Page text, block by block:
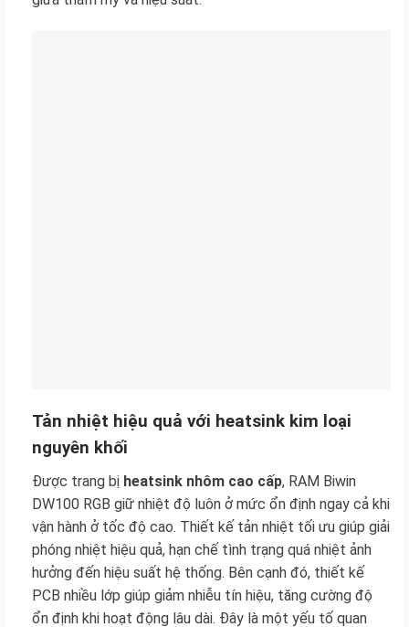
Tản nhiệt hiệu quả với heatsink kim loại
nguyên khối
Được trang bị heatsink nhôm cao cấp, RAM Biwin
DW100 RGB giữ nhiệt độ luôn ở mức ổn định ngay cả khi
vận hành ở tốc độ cao. Thiết kế tản nhiệt tối ưu giúp giải
phóng nhiệt hiệu quả, hạn chế tình trạng quá nhiệt ảnh
hưởng đến hiệu suất hệ thống. Bên cạnh đó, thiết kế
PCB nhiều lớp giúp giảm nhiễu tín hiệu, tăng cường độ
ổn định khi hoạt động lâu dài. Đây là một yếu tố quan